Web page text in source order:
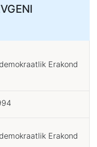
Erakond
Erakond